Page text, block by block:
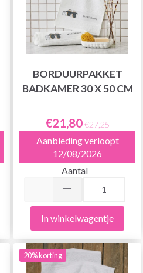
BORDUURPAKKET
BADKAMER 30 X 50 CM
€21,80€27,25
Aanbieding verloopt
12/08/2026
Aantal
In winkelwagentje
20% korting